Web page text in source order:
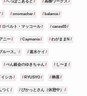
へっぽこあると 高柳ワークス
onomacher balance
ロベルト・マッコール canes03
ニー Caymania わがままN
ルース。 速水ケイ
ぺん銀会のゆきちゃん し〜ま
イシカ RYUSYO 榊屋
つく ぴかっとさん（休憩中）